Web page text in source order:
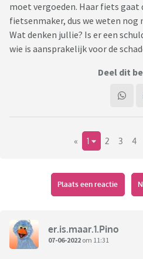
moet vergoeden. Haar fiets gaat
fietsenmaker, dus we weten nog
Wat denken jullie? Is er een
wie is aansprakelijk voor de
Deel dit
« 1 2 3 4
Plaats een reactie
er.is.maar.1.Pino
07-06-2022 om 11:31